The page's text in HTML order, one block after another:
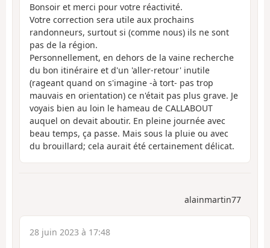
Bonsoir et merci pour votre réactivité.
Votre correction sera utile aux prochains
randonneurs, surtout si (comme nous) ils ne sont
pas de la région.
Personnellement, en dehors de la vaine recherche
du bon itinéraire et d'un 'aller-retour' inutile
(rageant quand on s'imagine -à tort- pas trop
mauvais en orientation) ce n'était pas plus grave. Je
voyais bien au loin le hameau de CALLABOUT
auquel on devait aboutir. En pleine journée avec
beau temps, ça passe. Mais sous la pluie ou avec
du brouillard; cela aurait été certainement délicat.
alainmartin77
28 juin 2023 à 17:48